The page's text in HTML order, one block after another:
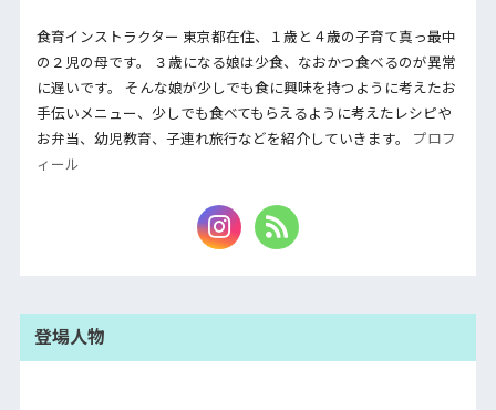
食育インストラクター 東京都在住、１歳と４歳の子育て真っ最中
の２児の母です。 ３歳になる娘は少食、なおかつ食べるのが異常
に遅いです。 そんな娘が少しでも食に興味を持つように考えたお
手伝いメニュー、少しでも食べてもらえるように考えたレシピや
お弁当、幼児教育、子連れ旅行などを紹介していきます。 プロフ
ィール
登場人物